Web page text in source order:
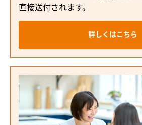
直接送付されます。
詳しくはこちら